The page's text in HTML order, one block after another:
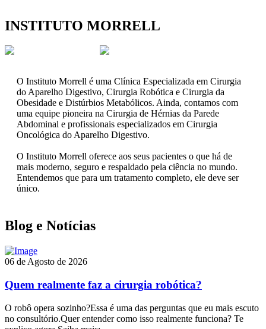
INSTITUTO MORRELL
O Instituto Morrell é uma Clínica Especializada em Cirurgia
do Aparelho Digestivo, Cirurgia Robótica e Cirurgia da
Obesidade e Distúrbios Metabólicos. Ainda, contamos com
uma equipe pioneira na Cirurgia de Hérnias da Parede
Abdominal e profissionais especializados em Cirurgia
Oncológica do Aparelho Digestivo.
O Instituto Morrell oferece aos seus pacientes o que há de
mais moderno, seguro e respaldado pela ciência no mundo.
Entendemos que para um tratamento completo, ele deve ser
único.
Blog e Notícias
06 de Agosto de 2026
Quem realmente faz a cirurgia robótica?
O robô opera sozinho?Essa é uma das perguntas que eu mais escuto
no consultório.Quer entender como isso realmente funciona? Te